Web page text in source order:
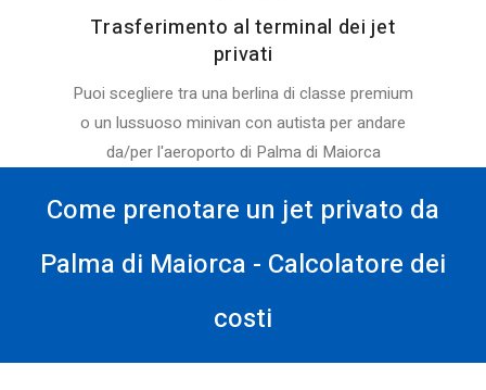
Trasferimento al terminal dei jet
privati
Puoi scegliere tra una berlina di classe premium
o un lussuoso minivan con autista per andare
da/per l'aeroporto di Palma di Maiorca
Come prenotare un jet privato da
Palma di Maiorca - Calcolatore dei
costi